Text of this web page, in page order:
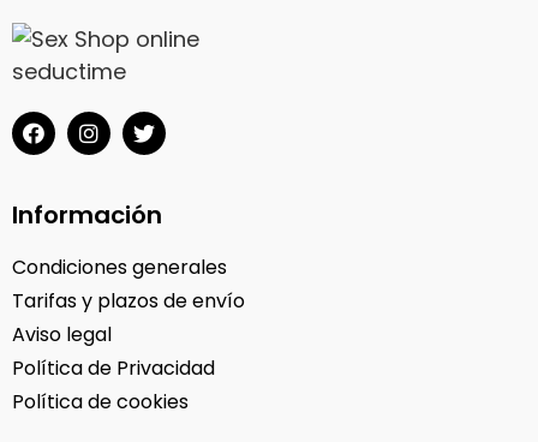
Información
Condiciones generales
Tarifas y plazos de envío
Aviso legal
Política de Privacidad
Política de cookies